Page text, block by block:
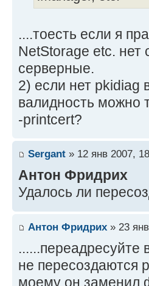
....тоесть если я
NetStorage etc. нет
серверные.
2) если нет pkidiag
валидность можно
-printcert?
Sergant » 12 янв 2007,
Антон Фридрих
Удалось ли
Антон Фридрих » 23
......переадресуйте
не пересоздаются
моему он заменил